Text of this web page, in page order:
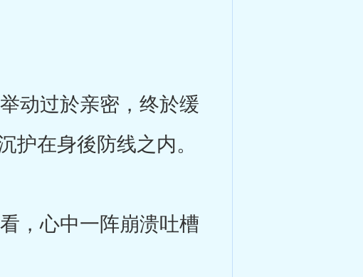
动过於亲密，终於缓
在身後防线之内。
，心中一阵崩溃吐槽